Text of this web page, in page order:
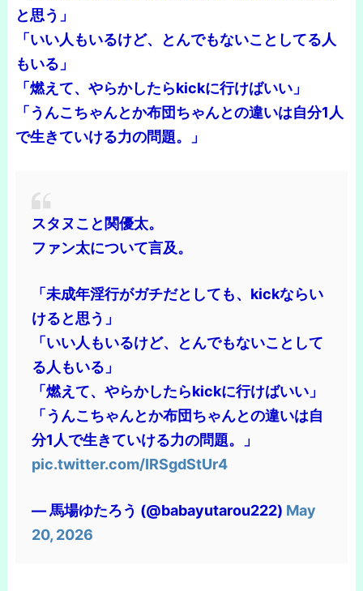
と思う」
「いい人もいるけど、とんでもないことしてる人
もいる」
「燃えて、やらかしたらkickに行けばいい」
「うんこちゃんとか布団ちゃんとの違いは自分1人
で生きていける力の問題。」
スタヌこと関優太。
ファン太について言及。
「未成年淫行がガチだとしても、kickならい
けると思う」
「いい人もいるけど、とんでもないことして
る人もいる」
「燃えて、やらかしたらkickに行けばいい」
「うんこちゃんとか布団ちゃんとの違いは自
分1人で生きていける力の問題。」
pic.twitter.com/IRSgdStUr4
— 馬場ゆたろう (@babayutarou222) May
20, 2026